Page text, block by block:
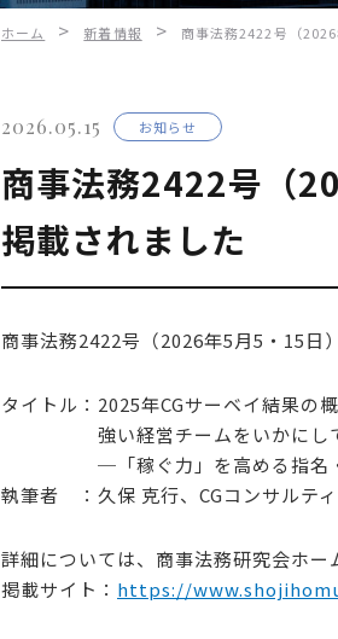
ホーム > 新着情報 > 商事法務2422号（
2026.05.15 お知らせ
商事法務2422号（
掲載されました
商事法務2422号（2026年5月5・15日
タイトル：2025年CGサーベイ結果の
強い経営チームをいかにして
─「稼ぐ力」を高める指名・報
執筆者 ：久保 克行、CGコンサルテ
詳細については、商事法務研究会ホー
掲載サイト： https://